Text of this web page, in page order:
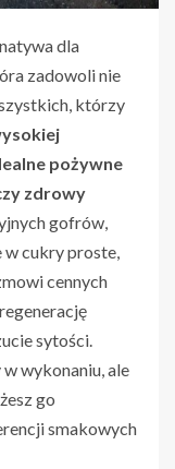
dla
zadowoli nie
którzy
pożywne
zdrowy
gofrów,
cukry proste,
cennych
sytości.
wykonaniu, ale
go
smakowych